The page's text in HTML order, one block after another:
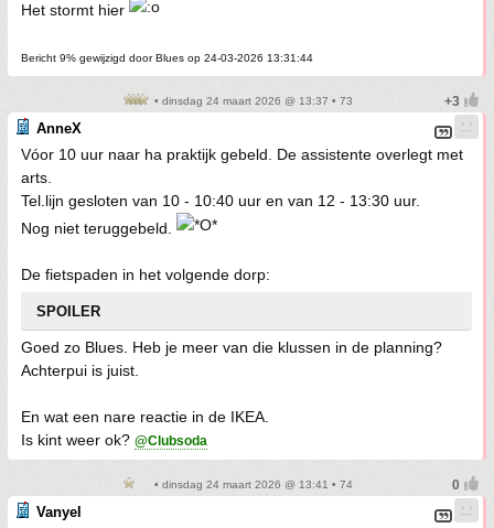
Het stormt hier
Bericht 9% gewijzigd door Blues op 24-03-2026 13:31:44
• dinsdag 24 maart 2026 @ 13:37 • 73
AnneX
Vóor 10 uur naar ha praktijk gebeld. De assistente overlegt met
arts.
Tel.lijn gesloten van 10 - 10:40 uur en van 12 - 13:30 uur.
Nog niet teruggebeld.
De fietspaden in het volgende dorp:
SPOILER
Goed zo Blues. Heb je meer van die klussen in de planning?
Achterpui is juist.
En wat een nare reactie in de IKEA.
Is kint weer ok? @Clubsoda
• dinsdag 24 maart 2026 @ 13:41 • 74
Vanyel